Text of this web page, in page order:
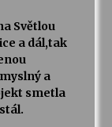
Světlou
a dál,tak
a
smetla